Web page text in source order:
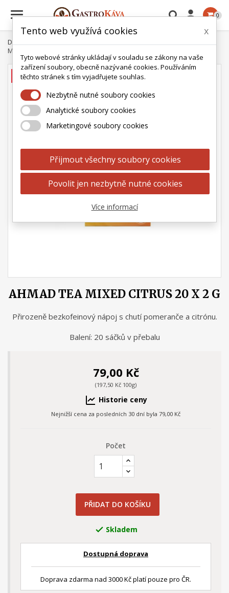
 0
Domů
Mixed Citrus 20 x 2 g
AKCE
AHMAD TEA MIXED CITRUS 20 X 2 G
Přirozeně bezkofeinový nápoj s chutí pomeranče a citrónu.
Balení: 20 sáčků v přebalu
79,00 Kč
(197,50 Kč 100g)
Historie ceny
Nejnižší cena za posledních 30 dní byla 79,00 Kč
Počet
PŘIDAT DO KOŠÍKU
 Skladem
Dostupná doprava
Doprava zdarma nad 3000 Kč platí pouze pro ČR.
Tento web využívá cookies x
Tyto webové stránky ukládají v souladu se zákony na vaše
zařízení soubory, obecně nazývané cookies. Používáním
těchto stránek s tím vyjadřujete souhlas.
Nezbytně nutné soubory cookies
Analytické soubory cookies
Marketingové soubory cookies
Přijmout všechny soubory cookies
Povolit jen nezbytně nutné cookies
Více informací